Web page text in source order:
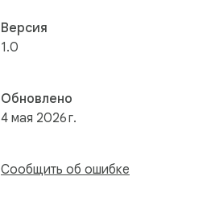
Версия
1.0
Обновлено
4 мая 2026 г.
Сообщить об ошибке